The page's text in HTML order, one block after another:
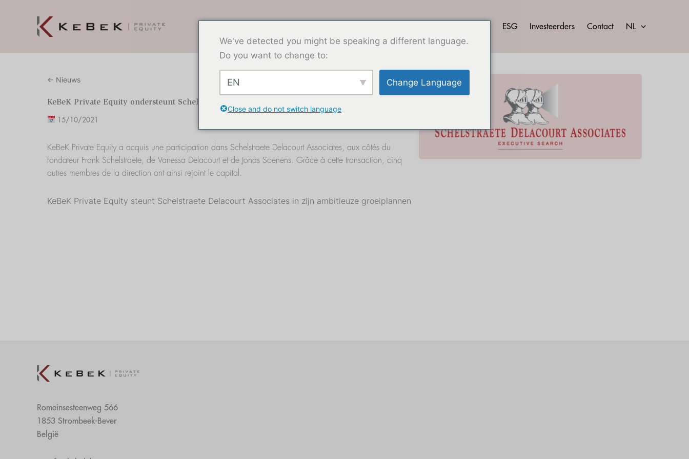
ESG Investeerders Contact NL
← Nieuws
KeBeK Private Equity ondersteunt Schelstraete Delacourt Associates in ambitieuze groeiplannen
15/10/2021
KeBeK Private Equity a acquis une participation dans Schelstraete Delacourt Associates, aux côtés du
fondateur Frank Schelstraete, de Vanessa Delacourt et de Jonas Soenens. Grâce à cette transaction, cinq
autres membres de la direction ont ainsi rejoint le capital.
KeBeK Private Equity steunt Schelstraete Delacourt Associates in zijn ambitieuze groeiplannen
Romeinsesteenweg 566
1853 Strombeek-Bever
België
We've detected you might be speaking a different language.
Do you want to change to:
EN Change Language
Close and do not switch language